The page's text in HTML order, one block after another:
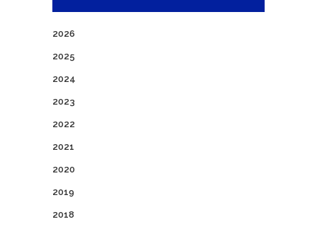
2026
2025
2024
2023
2022
2021
2020
2019
2018